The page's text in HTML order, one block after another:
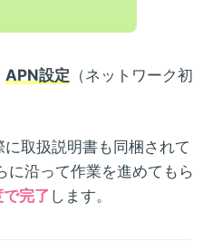
APN設定 （ネットワーク初
取扱説明書も同梱されて
に沿って作業を進めてもら
完了 します。